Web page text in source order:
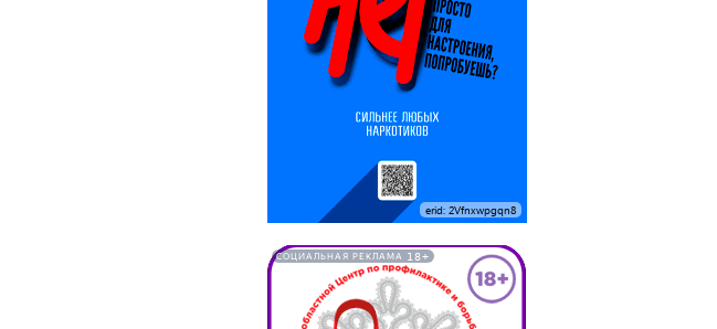
erid: 2Vfnxwpgqn8
СОЦИАЛЬНАЯ РЕКЛАМА 18+